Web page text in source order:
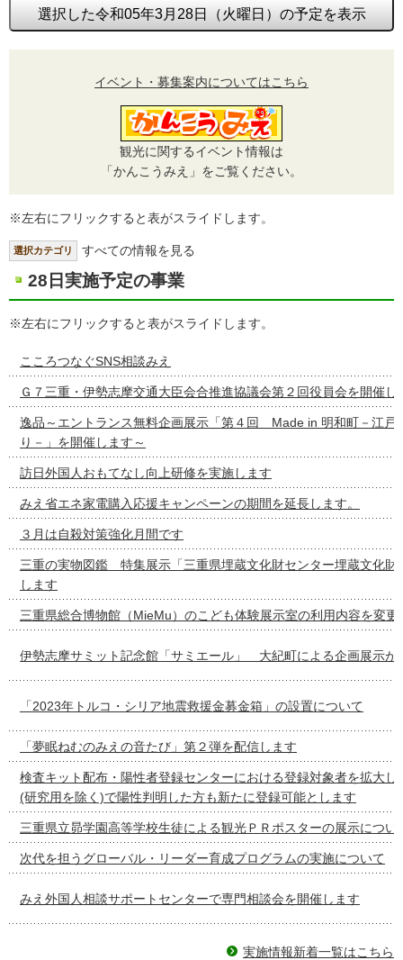
選択した令和05年3月28日（火曜日）の予定を表示
イベント・募集案内についてはこちら
観光に関するイベント情報は
「かんこうみえ」をご覧ください。
※左右にフリックすると表がスライドします。
選択カテゴリ すべての情報を見る
28日実施予定の事業
※左右にフリックすると表がスライドします。
こころつなぐSNS相談みえ
Ｇ７三重・伊勢志摩交通大臣会合推進協議会第２回役員会を開催し
逸品～エントランス無料企画展示「第４回 Made in 明和町－江戸
り－」を開催します～
訪日外国人おもてなし向上研修を実施します
みえ省エネ家電購入応援キャンペーンの期間を延長します。
３月は自殺対策強化月間です
三重の実物図鑑 特集展示「三重県埋蔵文化財センター埋蔵文化財
します
三重県総合博物館（MieMu）のこども体験展示室の利用内容を変更
伊勢志摩サミット記念館「サミエール」 大紀町による企画展示が
「2023年トルコ・シリア地震救援金募金箱」の設置について
「夢眠ねむのみえの音たび」第２弾を配信します
検査キット配布・陽性者登録センターにおける登録対象者を拡大し
(研究用を除く)で陽性判明した方も新たに登録可能とします
三重県立昴学園高等学校生徒による観光ＰＲポスターの展示につい
次代を担うグローバル・リーダー育成プログラムの実施について
みえ外国人相談サポートセンターで専門相談会を開催します
実施情報新着一覧はこちら